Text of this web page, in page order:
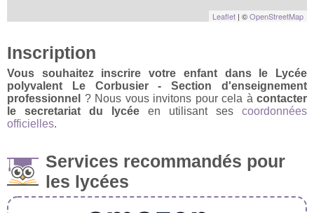
Leaflet | ©OpenStreetMap
Inscription
Vous souhaitez inscrire votre enfant dans le Lycée
polyvalent Le Corbusier - Section d'enseignement
professionnel
? Nous vous invitons pour cela à contacter
le secretariat du lycée en utilisant ses coordonnées
officielles.
Services recommandés pour
les lycées